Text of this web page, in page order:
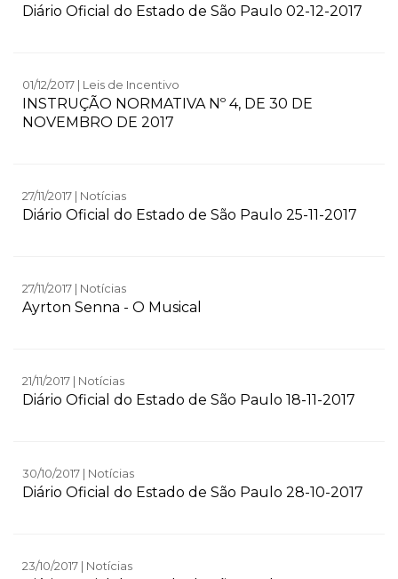
Diário Oficial do Estado de São Paulo 02-12-2017
01/12/2017 | Leis de Incentivo
INSTRUÇÃO NORMATIVA Nº 4, DE 30 DE
NOVEMBRO DE 2017
27/11/2017 | Notícias
Diário Oficial do Estado de São Paulo 25-11-2017
27/11/2017 | Notícias
Ayrton Senna - O Musical
21/11/2017 | Notícias
Diário Oficial do Estado de São Paulo 18-11-2017
30/10/2017 | Notícias
Diário Oficial do Estado de São Paulo 28-10-2017
23/10/2017 | Notícias